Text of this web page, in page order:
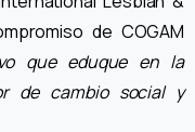
de COGAM
que eduque en la
de cambio social y